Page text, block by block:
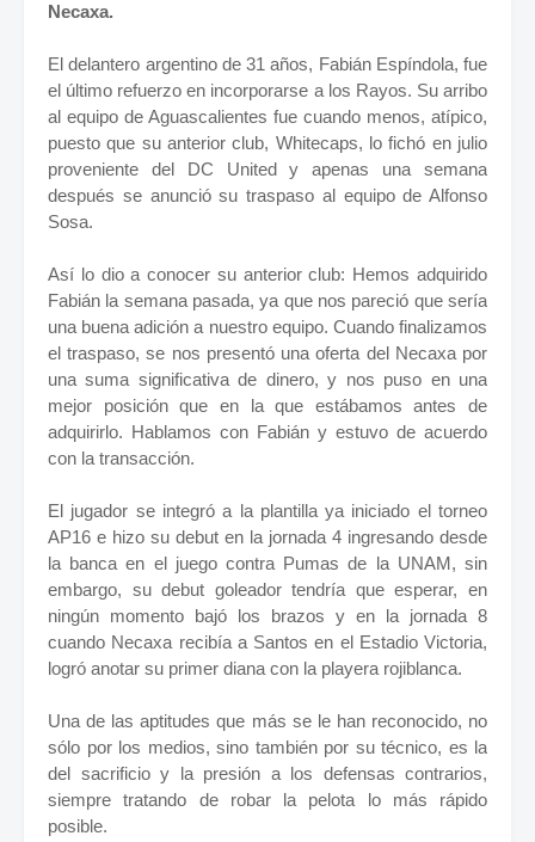
Necaxa.
El delantero argentino de 31 años, Fabián Espíndola, fue
el último refuerzo en incorporarse a los Rayos. Su arribo
al equipo de Aguascalientes fue cuando menos, atípico,
puesto que su anterior club, Whitecaps, lo fichó en julio
proveniente del DC United y apenas una semana
después se anunció su traspaso al equipo de Alfonso
Sosa.
Así lo dio a conocer su anterior club: Hemos adquirido
Fabián la semana pasada, ya que nos pareció que sería
una buena adición a nuestro equipo. Cuando finalizamos
el traspaso, se nos presentó una oferta del Necaxa por
una suma significativa de dinero, y nos puso en una
mejor posición que en la que estábamos antes de
adquirirlo. Hablamos con Fabián y estuvo de acuerdo
con la transacción.
El jugador se integró a la plantilla ya iniciado el torneo
AP16 e hizo su debut en la jornada 4 ingresando desde
la banca en el juego contra Pumas de la UNAM, sin
embargo, su debut goleador tendría que esperar, en
ningún momento bajó los brazos y en la jornada 8
cuando Necaxa recibía a Santos en el Estadio Victoria,
logró anotar su primer diana con la playera rojiblanca.
Una de las aptitudes que más se le han reconocido, no
sólo por los medios, sino también por su técnico, es la
del sacrificio y la presión a los defensas contrarios,
siempre tratando de robar la pelota lo más rápido
posible.